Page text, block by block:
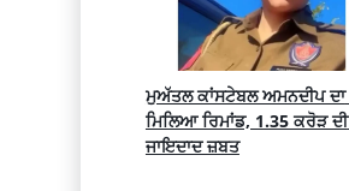
ਮੁਅੱਤਲ ਕਾਂਸਟੇਬਲ ਅਮਨਦੀਪ ਦਾ
ਮਿਲਿਆ ਰਿਮਾਂਡ, 1.35 ਕਰੋੜ ਦੀ
ਜਾਇਦਾਦ ਜ਼ਬਤ